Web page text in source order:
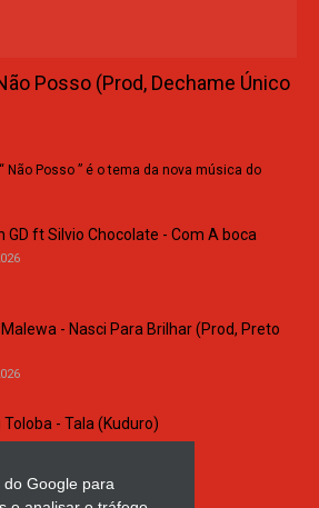
do Google para
Posso (Prod, Dechame Único
“ Não Posso ” é o tema da nova música do
GD ft Silvio Chocolate - Com A boca
- Nasci Para Brilhar (Prod, Preto
Toloba - Tala (Kuduro)